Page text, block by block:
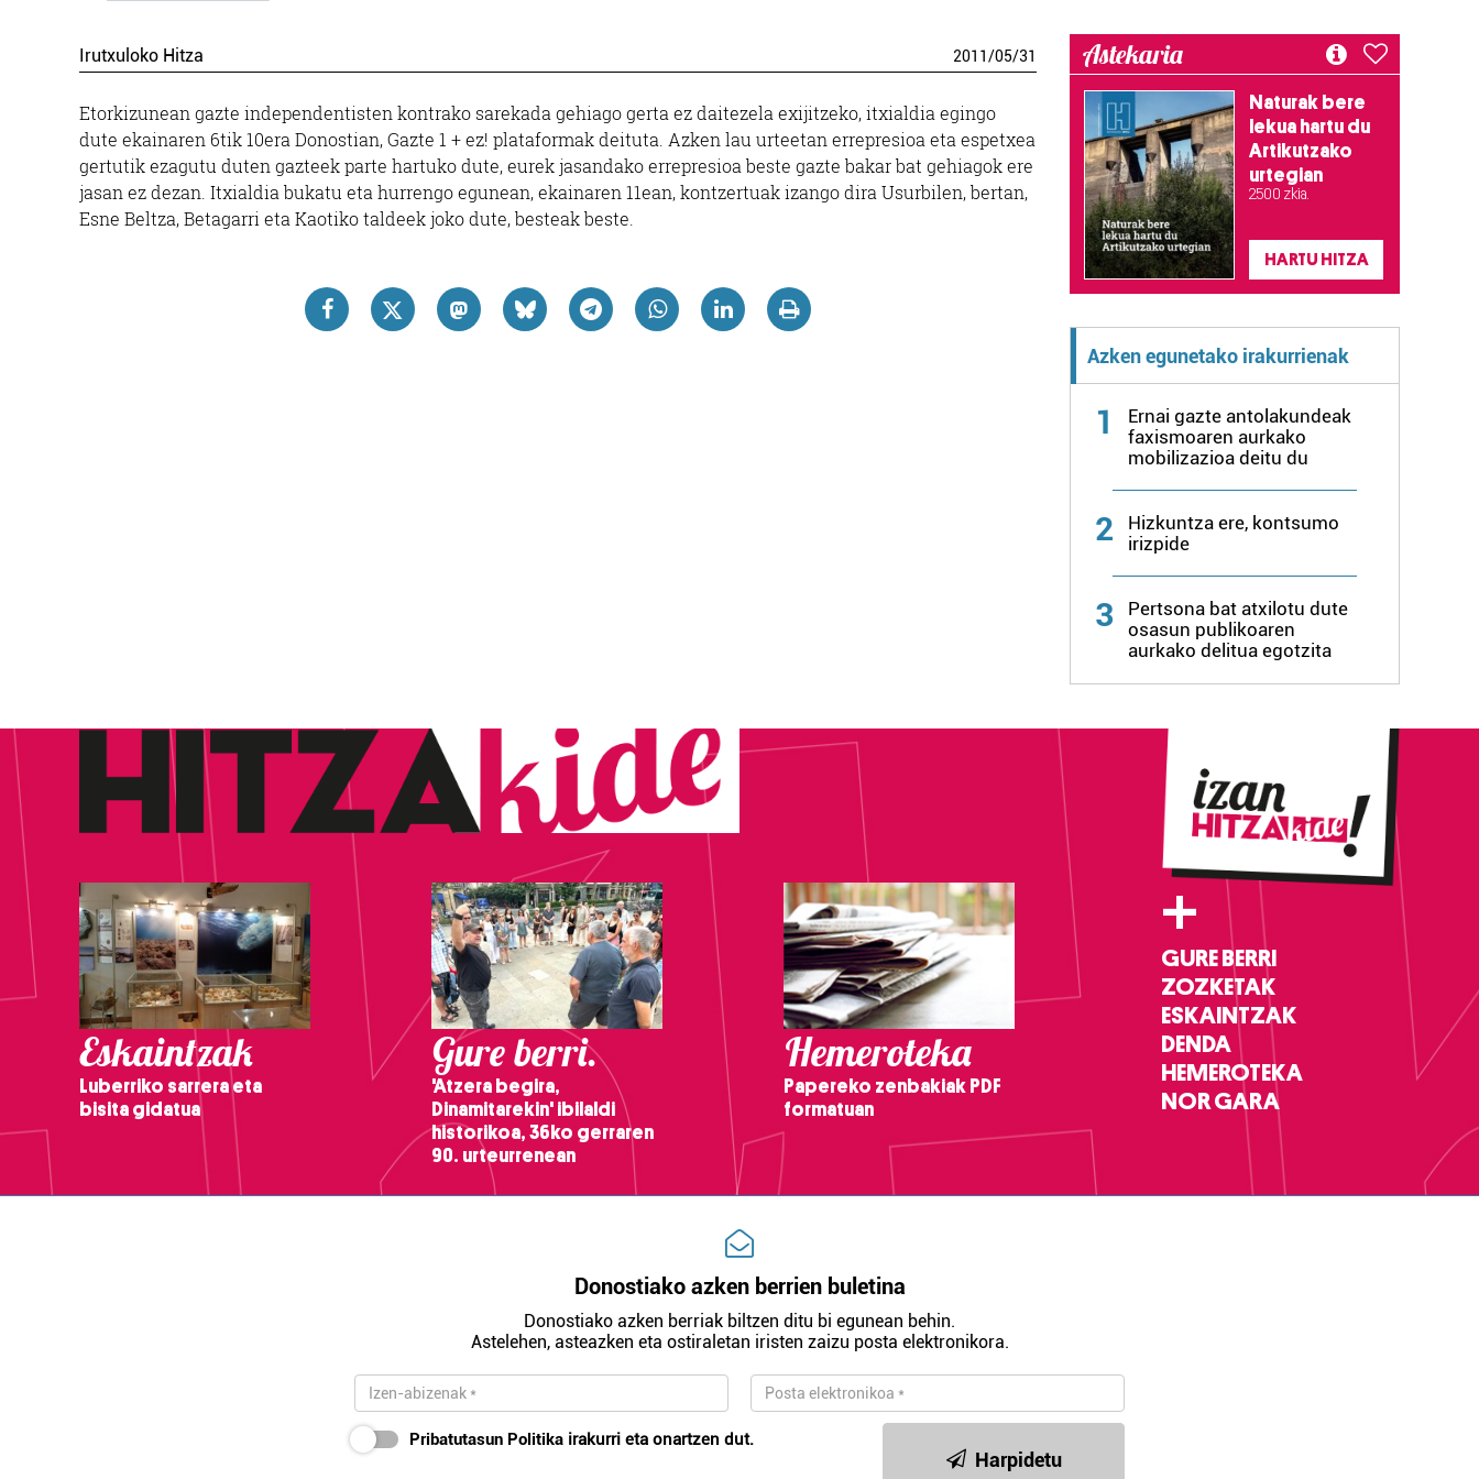
Irutxuloko Hitza 2011/05/31
Etorkizunean gazte independentisten kontrako sarekada gehiago gerta ez daitezela exijitzeko, itxialdia egingo
dute ekainaren 6tik 10era Donostian, Gazte 1 + ez! plataformak deituta. Azken lau urteetan errepresioa eta espetxea
gertutik ezagutu duten gazteek parte hartuko dute, eurek jasandako errepresioa beste gazte bakar bat gehiagok ere
jasan ez dezan. Itxialdia bukatu eta hurrengo egunean, ekainaren 11ean, kontzertuak izango dira Usurbilen, bertan,
Esne Beltza, Betagarri eta Kaotiko taldeek joko dute, besteak beste.
Astekaria
Naturak bere
lekua hartu du
Artikutzako
urtegian
2.500 zkia.
HARTU HITZA
Azken egunetako irakurrienak
1
Ernai gazte antolakundeak
faxismoaren aurkako
mobilizazioa deitu du
2
Hizkuntza ere, kontsumo
irizpide
3
Pertsona bat atxilotu dute
osasun publikoaren
aurkako delitua egotzita
Eskaintzak
Luberriko sarrera eta
bisita gidatua
Gure berri.
'Atzera begira,
Dinamitarekin' ibilaldi
historikoa, 36ko gerraren
90. urteurrenean
Hemeroteka
Papereko zenbakiak PDF
formatuan
+
GURE BERRI
ZOZKETAK
ESKAINTZAK
DENDA
HEMEROTEKA
NOR GARA
Donostiako azken berrien buletina
Donostiako azken berriak biltzen ditu bi egunean behin.
Astelehen, asteazken eta ostiraletan iristen zaizu posta elektronikora.
Pribatutasun Politika irakurri eta onartzen dut.
Harpidetu